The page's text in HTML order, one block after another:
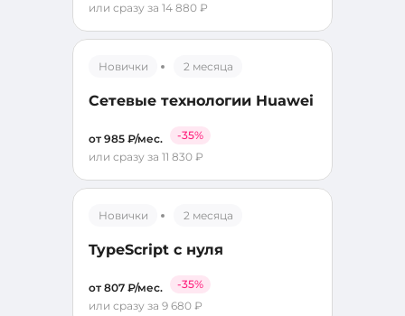
или сразу за 14 880 ₽
Новички 2 месяца
Сетевые технологии Huawei
от 985 ₽/мес.
-35%
или сразу за 11 830 ₽
Новички 2 месяца
TypeScript с нуля
от 807 ₽/мес.
-35%
или сразу за 9 680 ₽